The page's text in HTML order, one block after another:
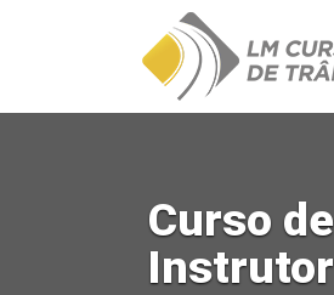
Curso